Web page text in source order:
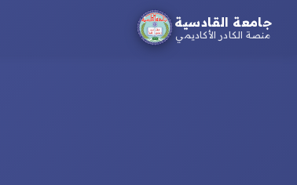
جامعة القادسية
منصة الكادر الأكاديمي